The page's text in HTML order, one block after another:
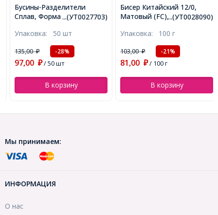
...(УТ0027703)
Бусины-Разделители
Сплав, Форма Пончик,
Отверстие 2.5мм,
Упаковка: 50 шт
135,00₽ -28%
97,00 ₽ / 50 шт
В корзину
...(УТ0028090)
Бисер Китайский 12/0,
Матовый (FC), Цвет:
(УТ0028090)
Упаковка: 100 г
103,00₽ -21%
81,00 ₽ / 100 г
В корзину
Мы принимаем:
ИНФОРМАЦИЯ
О нас